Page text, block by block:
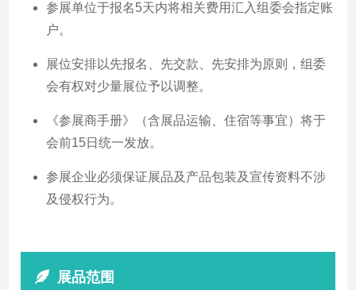
参展单位于报名5天内将相关费用汇入组委会指定账
户。
展位安排以先报名、先交款、先安排为原则，组委
会有权对少量展位予以调整。
《参展商手册》（含展品运输、住宿等事宜）将于
会前15日统一发放。
参展企业必须保证展品及产品包装及宣传资料不涉
及侵权行为。
展品范围